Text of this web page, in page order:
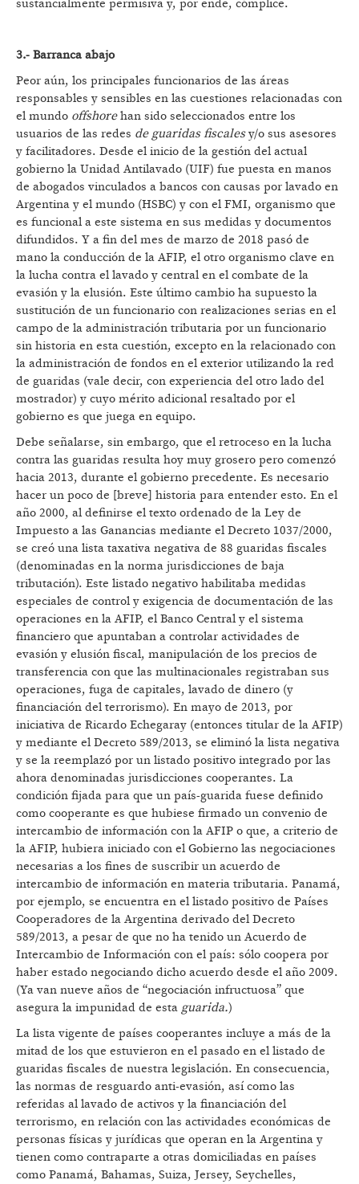
sustancialmente permisiva y, por ende, cómplice.
3.- Barranca abajo
Peor aún, los principales funcionarios de las áreas
responsables y sensibles en las cuestiones relacionadas con
el mundo offshorehan sido seleccionados entre los
usuarios de las redes de guaridas fiscalesy/o sus asesores
y facilitadores. Desde el inicio de la gestión del actual
gobierno la Unidad Antilavado (UIF) fue puesta en manos
de abogados vinculados a bancos con causas por lavado en
Argentina y el mundo (HSBC) y con el FMI, organismo que
es funcional a este sistema en sus medidas y documentos
difundidos. Y a fin del mes de marzo de 2018 pasó de
mano la conducción de la AFIP, el otro organismo clave en
la lucha contra el lavado y central en el combate de la
evasión y la elusión. Este último cambio ha supuesto la
sustitución de un funcionario con realizaciones serias en el
campo de la administración tributaria por un funcionario
sin historia en esta cuestión, excepto en la relacionado con
la administración de fondos en el exterior utilizando la red
de guaridas (vale decir, con experiencia del otro lado del
mostrador) y cuyo mérito adicional resaltado por el
gobierno es que juega en equipo.
Debe señalarse, sin embargo, que el retroceso en la lucha
contra las guaridas resulta hoy muy grosero pero comenzó
hacia 2013, durante el gobierno precedente. Es necesario
hacer un poco de [breve] historia para entender esto. En el
año 2000, al definirse el texto ordenado de la Ley de
Impuesto a las Ganancias mediante el Decreto 1037/2000,
se creó una lista taxativa negativa de 88 guaridas fiscales
(denominadas en la norma jurisdicciones de baja
tributación). Este listado negativo habilitaba medidas
especiales de control y exigencia de documentación de las
operaciones en la AFIP, el Banco Central y el sistema
financiero que apuntaban a controlar actividades de
evasión y elusión fiscal, manipulación de los precios de
transferencia con que las multinacionales registraban sus
operaciones, fuga de capitales, lavado de dinero (y
financiación del terrorismo). En mayo de 2013, por
iniciativa de Ricardo Echegaray (entonces titular de la AFIP)
y mediante el Decreto 589/2013, se eliminó la lista negativa
y se la reemplazó por un listado positivo integrado por las
ahora denominadas jurisdicciones cooperantes. La
condición fijada para que un país-guarida fuese definido
como cooperante es que hubiese firmado un convenio de
intercambio de información con la AFIP o que, a criterio de
la AFIP, hubiera iniciado con el Gobierno las negociaciones
necesarias a los fines de suscribir un acuerdo de
intercambio de información en materia tributaria. Panamá,
por ejemplo, se encuentra en el listado positivo de Países
Cooperadores de la Argentina derivado del Decreto
589/2013, a pesar de que no ha tenido un Acuerdo de
Intercambio de Información con el país: sólo coopera por
haber estado negociando dicho acuerdo desde el año 2009.
(Ya van nueve años de “negociación infructuosa” que
asegura la impunidad de esta guarida.)
La lista vigente de países cooperantes incluye a más de la
mitad de los que estuvieron en el pasado en el listado de
guaridas fiscales de nuestra legislación. En consecuencia,
las normas de resguardo anti-evasión, así como las
referidas al lavado de activos y la financiación del
terrorismo, en relación con las actividades económicas de
personas físicas y jurídicas que operan en la Argentina y
tienen como contraparte a otras domiciliadas en países
como Panamá, Bahamas, Suiza, Jersey, Seychelles,